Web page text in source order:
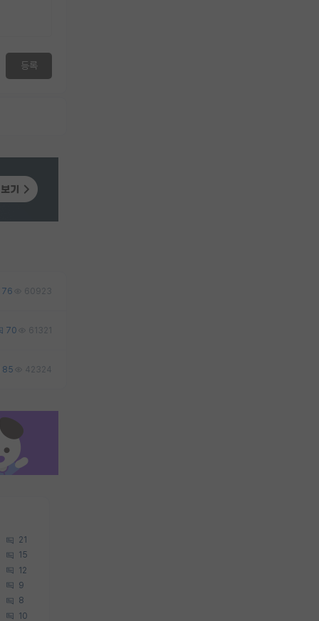
등록
76 60923
70 61321
85 42324
21
15
12
9
8
10